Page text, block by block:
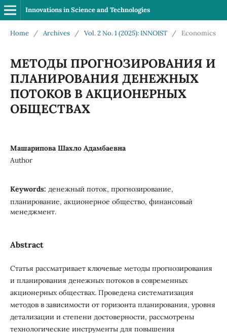
Innovations in Science and Technologies
Home / Archives / Vol. 2 No. 1 (2025): INNOIST / Economics
МЕТОДЫ ПРОГНОЗИРОВАНИЯ И
ПЛАНИРОВАНИЯ ДЕНЕЖНЫХ
ПОТОКОВ В АКЦИОНЕРНЫХ
ОБЩЕСТВАХ
Машарипова Шахло Адамбаевна
Author
Keywords: денежный поток, прогнозирование,
планирование, акционерное общество, финансовый
менеджмент.
Abstract
Статья рассматривает ключевые методы прогнозирования
и планирования денежных потоков в современных
акционерных обществах. Проведена систематизация
методов в зависимости от горизонта планирования, уровня
детализации и степени достоверности, рассмотрены
технологические инструменты для повышения